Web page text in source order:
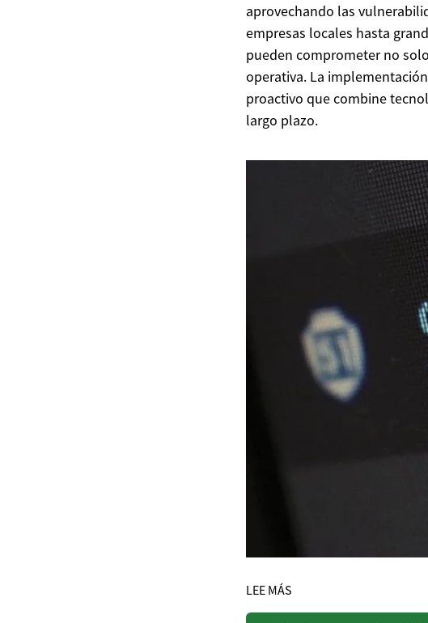
aprovechando las
empresas locales hasta
pueden comprometer no
operativa. La
proactivo que combine
largo plazo.
LEE MÁS